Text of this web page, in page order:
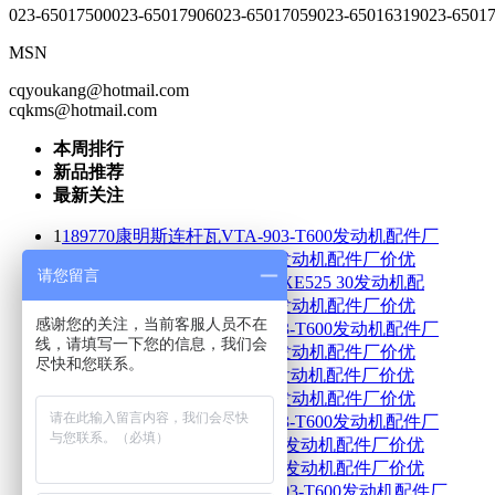
023-65017500023-65017906023-65017059023-65016319023-
MSN
cqyoukang@hotmail.com
cqkms@hotmail.com
本周排行
新品推荐
最新关注
1 189770康明斯连杆瓦VTA-903-T600发动机配件厂
2831464康明斯连杆瓦B4.5S发动机配件厂价优
32882087康明斯连杆轴承组ISXE525 30发动机配
42831465康明斯连杆瓦B4.5S发动机配件厂价优
5189771康明斯连杆瓦VTA-903-T600发动机配件厂
6 2831466康明斯连杆瓦B4.5S发动机配件厂价优
72899854康明斯连杆瓦ISZe4发动机配件厂价优
82831468康明斯连杆瓦B4.5S发动机配件厂价优
9189772康明斯连杆瓦VTA-903-T600发动机配件厂
102831469康明斯连杆瓦B4.5S发动机配件厂价优
2831470康明斯连杆瓦B4.5S发动机配件厂价优
12189773康明斯连杆瓦VTA-903-T600发动机配件厂
请您留言
感谢您的关注，当前客服人员不在
线，请填写一下您的信息，我们会
尽快和您联系。